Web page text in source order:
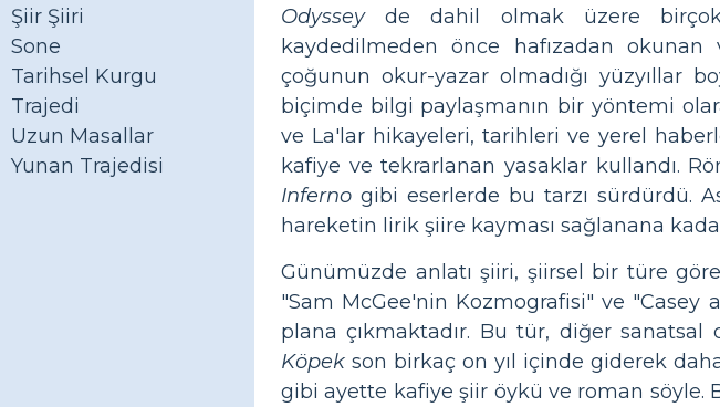
Şiir Şiiri
Sone
Tarihsel Kurgu
Trajedi
Uzun Masallar
Yunan Trajedisi
Odysseyde dahil olmak üzere birçok
kaydedilmeden önce hafızadan
çoğunun okur-yazar olmadığı yüzyıllar
biçimde bilgi paylaşmanın bir yöntemi
ve La'lar hikayeleri, tarihleri ​​ve yerel
kafiye ve tekrarlanan yasaklar kullandı.
Inferno gibi eserlerde bu tarzı sürdürdü.
hareketin lirik şiire kayması sağlanana
Günümüzde anlatı şiiri, şiirsel bir türe
"Sam McGee'nin Kozmografisi" ve "Casey
plana çıkmaktadır. Bu tür, diğer sanatsal
Köpek son birkaç on yıl içinde giderek
gibi ayette kafiye şiir öykü ve roman söyle.